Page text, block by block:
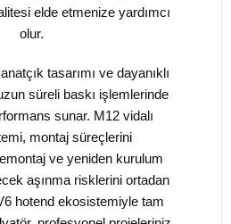
elde etmenize yardımcı
olur.
tasarımı ve dayanıklı
süreli baskı işlemlerinde
sunar. M12 vidalı
montaj süreçlerini
ve yeniden kurulum
aşınma risklerini ortadan
hotend ekosistemiyle tam